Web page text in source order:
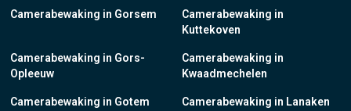
Camerabewaking in Gorsem
Camerabewaking in Gors-
Opleeuw
Camerabewaking in Gotem
Camerabewaking in
Kuttekoven
Camerabewaking in
Kwaadmechelen
Camerabewaking in Lanaken